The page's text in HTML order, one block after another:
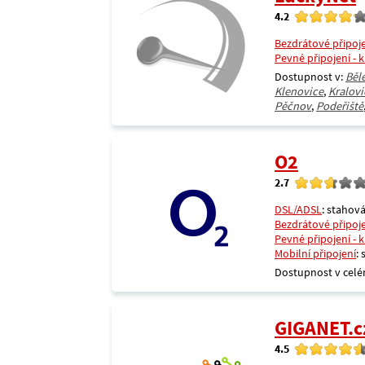
4.2
Bezdrátové
Pevné připojení -
Dostupnost v:
Klenovice,
Pěčnov, Podeřiště
O2
2.7
DSL/ADSL:
Bezdrátové
Pevné připojení -
Mobilní připojení:
Dostupnost v
4.5